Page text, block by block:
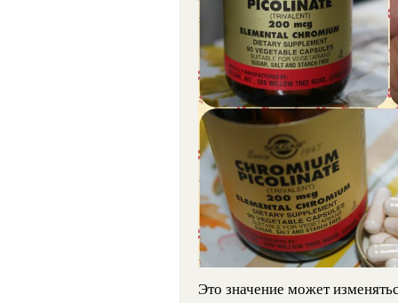
Это значение может